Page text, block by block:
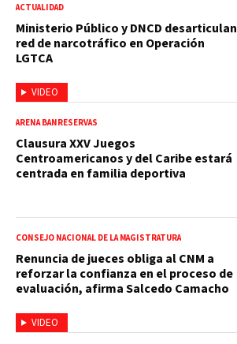
VIDEO
ACTUALIDAD
Ministerio Público y DNCD desarticulan
red de narcotráfico en Operación
LGTCA
ARENA BANRESERVAS
Clausura XXV Juegos
Centroamericanos y del Caribe estará
centrada en familia deportiva
VIDEO
CONSEJO NACIONAL DE LA MAGISTRATURA
Renuncia de jueces obliga al CNM a
reforzar la confianza en el proceso de
evaluación, afirma Salcedo Camacho